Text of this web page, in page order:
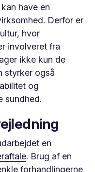
have en
Derfor er
hvor
involveret fra
ikke kun de
styrker også
og
sundhed.
en
. Brug af en
forhandlingerne